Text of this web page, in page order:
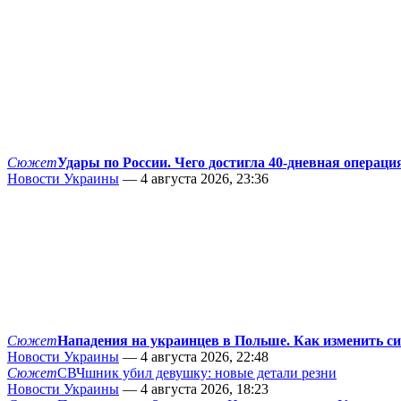
СюжетУдары по России. Чего достигла 40-дневная
Новости Украины — 4 августа 2026, 23:36
СюжетНападения на украинцев в Польше. Как изменить
Новости Украины — 4 августа 2026, 22:48
СюжетСВЧшник убил девушку: новые детали резни
Новости Украины — 4 августа 2026, 18:23